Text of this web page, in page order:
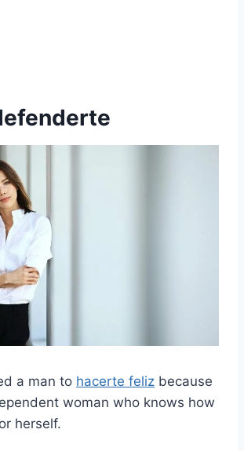
a man to hacerte feliz because
woman who knows how
herself.